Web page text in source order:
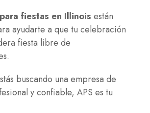
fiestas en Illinois están
ayudarte a que tu celebración
fiesta libre de
buscando una empresa de
y confiable, APS es tu